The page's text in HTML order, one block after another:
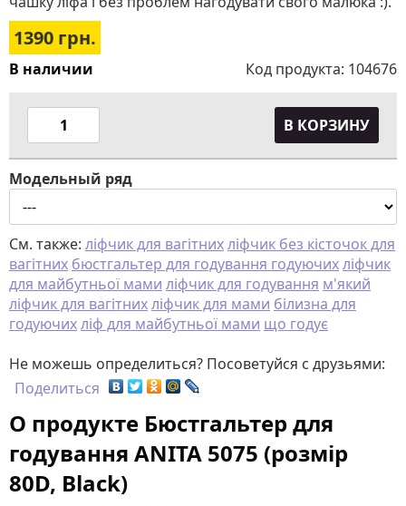
1390 грн.
В наличии Код продукта: 104676
В КОРЗИНУ
Модельный ряд
См. также: ліфчик для вагітнихліфчик без кісточок для
вагітних бюстгальтер для годування годуючихліфчик
для майбутньої мами ліфчик для годування м'який
ліфчик для вагітнихліфчик для мами білизна для
годуючихліф для майбутньої мами що годує
Не можешь определиться? Посоветуйся с друзьями:
Поделиться
О продукте Бюстгальтер для
годування ANITA 5075 (розмір
80D, Black)